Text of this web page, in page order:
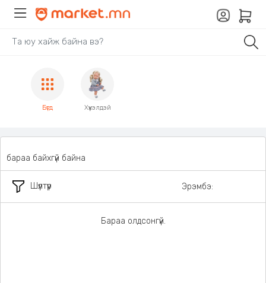
Бүгд Хүүхэлдэй
Шүүлтүүр
бараа байхгүй байна
Эрэмбэ:
Бараа олдсонгүй.